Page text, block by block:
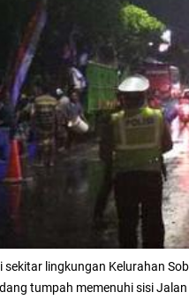
sekitar lingkungan Kelurahan
tumpah memenuhi sisi